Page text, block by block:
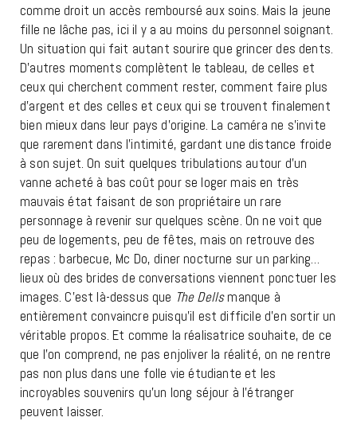
comme droit un accès remboursé aux soins. Mais la jeune
fille ne lâche pas, ici il y a au moins du personnel soignant.
Un situation qui fait autant sourire que grincer des dents.
D’autres moments complètent le tableau, de celles et
ceux qui cherchent comment rester, comment faire plus
d’argent et des celles et ceux qui se trouvent finalement
bien mieux dans leur pays d’origine. La caméra ne s’invite
que rarement dans l’intimité, gardant une distance froide
à son sujet. On suit quelques tribulations autour d’un
vanne acheté à bas coût pour se loger mais en très
mauvais état faisant de son propriétaire un rare
personnage à revenir sur quelques scène. On ne voit que
peu de logements, peu de fêtes, mais on retrouve des
repas : barbecue, Mc Do, diner nocturne sur un parking…
lieux où des brides de conversations viennent ponctuer les
images. C’est là-dessus que The Dellsmanque à
entièrement convaincre puisqu’il est difficile d’en sortir un
véritable propos. Et comme la réalisatrice souhaite, de ce
que l’on comprend, ne pas enjoliver la réalité, on ne rentre
pas non plus dans une folle vie étudiante et les
incroyables souvenirs qu’un long séjour à l’étranger
peuvent laisser.